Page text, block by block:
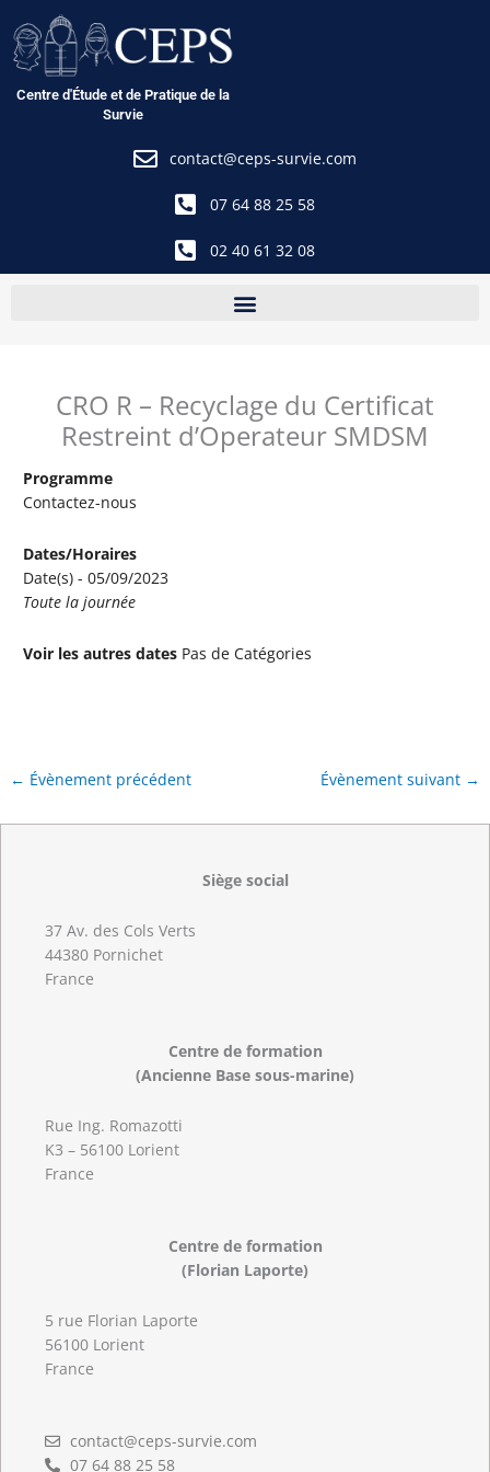
au
contenu
Centre d'Étude et de Pratique de la
Survie
contact@ceps-survie.com
07 64 88 25 58
02 40 61 32 08
CRO R – Recyclage du Certificat
Restreint d’Operateur SMDSM
Programme
Contactez-nous
Dates/Horaires
Date(s) - 05/09/2023
Toute la journée
Voir les autres dates Pas de Catégories
← Évènement précédent Évènement suivant →
Siège social
37 Av. des Cols Verts
44380 Pornichet
France
Centre de formation
(Ancienne Base sous-marine)
Rue Ing. Romazotti
K3 – 56100 Lorient
France
Centre de formation
(Florian Laporte)
5 rue Florian Laporte
56100 Lorient
France
contact@ceps-survie.com
07 64 88 25 58